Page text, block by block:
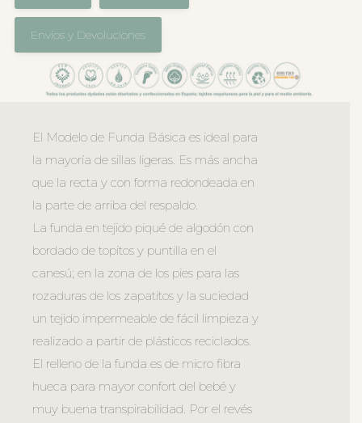
Envíos y Devoluciones
El Modelo de Funda Básica es ideal para
la mayoría de sillas ligeras. Es más ancha
que la recta y con forma redondeada en
la parte de arriba del respaldo.
La funda en tejido piqué de algodón con
bordado de topitos y puntilla en el
canesú; en la zona de los pies para las
rozaduras de los zapatitos y la suciedad
un tejido impermeable de fácil limpieza y
realizado a partir de plásticos reciclados.
El relleno de la funda es de micro fibra
hueca para mayor confort del bebé y
muy buena transpirabilidad. Por el revés